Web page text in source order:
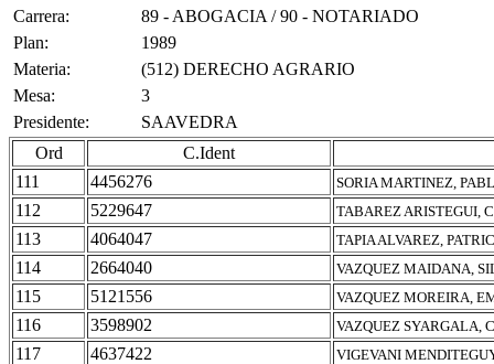
Carrera:
89 - ABOGACIA / 90 - NOTARIADO
Plan:
1989
Materia:
(512) DERECHO AGRARIO
Mesa:
3
Presidente:
SAAVEDRA
Ord
C.Ident
111
4456276 SORIA MARTINEZ,
112 5229647 TABAREZ ARISTEGUI,
113 4064047 TAPIA ALVAREZ,
114 2664040 VAZQUEZ MAIDANA,
115 5121556 VAZQUEZ MOREIRA,
116 3598902 VAZQUEZ SYARGALA,
117 4637422 VIGEVANI